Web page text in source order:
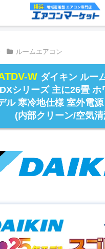
ルームエアコン
W ダイキン ルー
シリーズ 主に26畳 ホ
ル 寒冷地仕様 室外電
(内部クリーン/空気清